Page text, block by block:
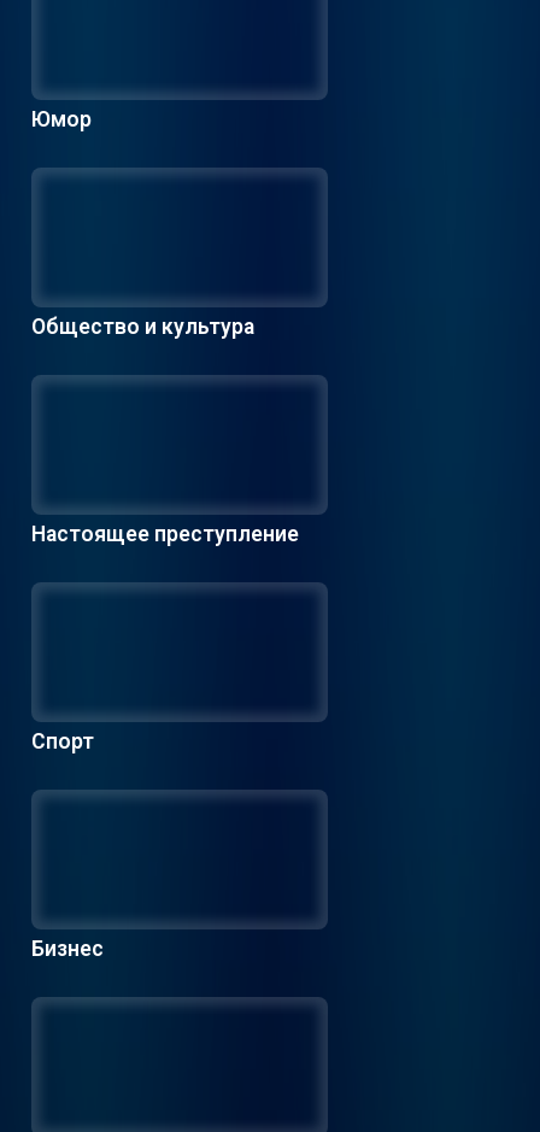
Юмор
Общество и культура
Настоящее преступление
Спорт
Бизнес